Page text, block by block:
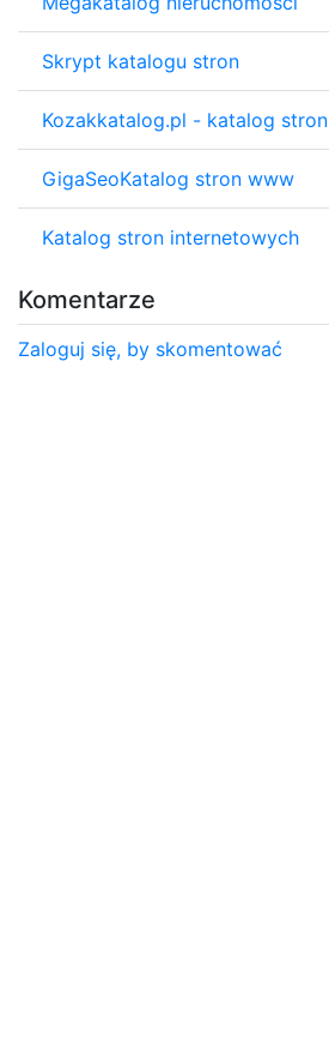
Skrypt katalogu stron
Kozakkatalog.pl - katalog stron
GigaSeoKatalog stron www
Katalog stron internetowych
Komentarze
Zaloguj się, by skomentować